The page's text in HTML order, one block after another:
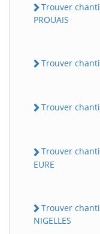
Trouver
PROUAIS
Trouver
Trouver
Trouver
EURE
Trouver
NIGELLES